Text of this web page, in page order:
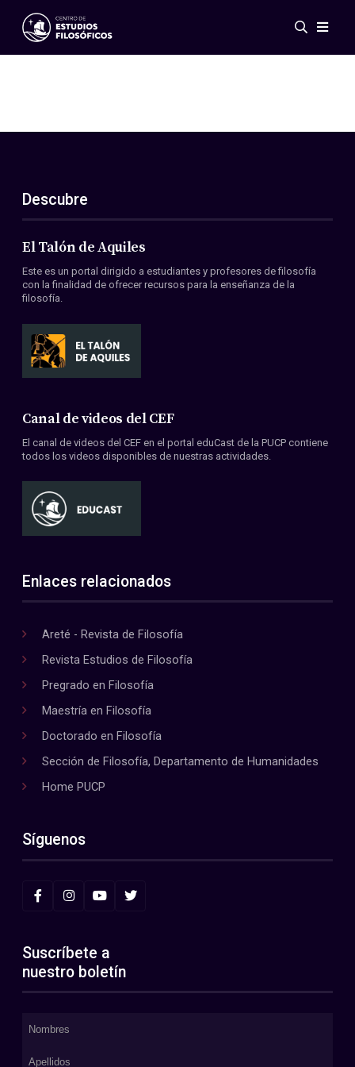
Eventos
ES
EN
Acerca de nosotros
Miembros
Convenios
Descubre
El Talón de Aquiles
Este es un portal dirigido a estudiantes y profesores de filosofía
con la finalidad de ofrecer recursos para la enseñanza de la
filosofía.
Canal de videos del CEF
El canal de videos del CEF en el portal eduCast de la PUCP contiene
todos los videos disponibles de nuestras actividades.
Enlaces relacionados
Areté - Revista de Filosofía
Revista Estudios de Filosofía
Pregrado en Filosofía
Maestría en Filosofía
Doctorado en Filosofía
Sección de Filosofía, Departamento de Humanidades
Home PUCP
Síguenos
Suscríbete a
nuestro boletín